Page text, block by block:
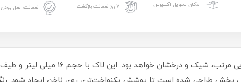
امکان تحویل اکسپرس ۷ روز ضمانت بازگشت ضمانت اصل بودن
لاک ناخن ترویا انتخابی مناسب برای داشتن